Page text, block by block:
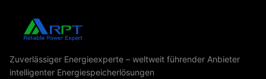
Zuverlässiger Energieexperte – weltweit führender Anbieter
intelligenter Energiespeicherlösungen